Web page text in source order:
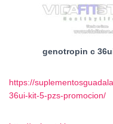
genotropin c
https://
36ui-kit-5-pzs-promocion/